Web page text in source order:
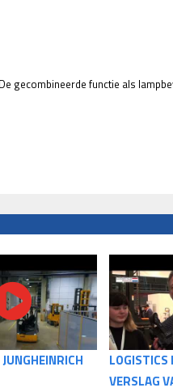
gecombineerde functie als
LOGISTICS
VERSLAG